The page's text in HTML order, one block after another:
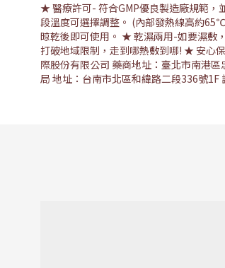
★ 醫療許可- 符合GMP優良製造廠規範
段溫度可選擇調整。 (內部發熱線高約
晾乾後即可使用。 ★ 乾濕兩用-如要濕敷
打破地域限制，走到哪熱敷到哪! ★ 安心
際股份有限公司 藥商地址：臺北市南港
局 地址：台南市北區和緯路二段336號